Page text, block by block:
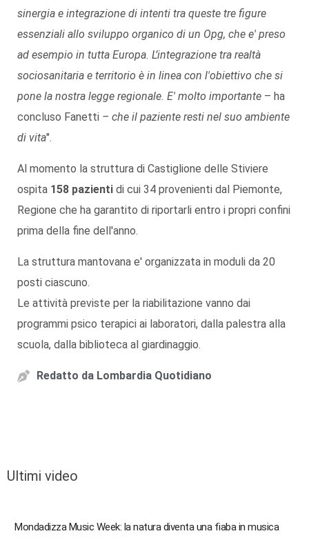
sinergia e integrazione di intenti tra queste tre figure
essenziali allo sviluppo organico di un Opg, che e' preso
ad esempio in tutta Europa. L’integrazione tra realtà
sociosanitaria e territorio è in linea con l'obiettivo che si
pone la nostra legge regionale. E' molto importante – ha
concluso Fanetti – che il paziente resti nel suo ambiente
di vita".
Al momento la struttura di Castiglione delle Stiviere
ospita 158 pazienti di cui 34 provenienti dal Piemonte,
Regione che ha garantito di riportarli entro i propri confini
prima della fine dell'anno.
La struttura mantovana e' organizzata in moduli da 20
posti ciascuno.
Le attività previste per la riabilitazione vanno dai
programmi psico terapici ai laboratori, dalla palestra alla
scuola, dalla biblioteca al giardinaggio.
Redatto da Lombardia Quotidiano
Ultimi video
Mondadizza Music Week: la natura diventa una fiaba in musica